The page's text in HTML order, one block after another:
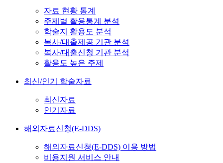
자료 현황 통계
주제별 활용통계 분석
학술지 활용도 분석
복사/대출제공 기관 분석
복사/대출신청 기관 분석
활용도 높은 주제
최신/인기 학술자료
최신자료
인기자료
해외자료신청(E-DDS)
해외자료신청(E-DDS) 이용 방법
비용지원 서비스 안내